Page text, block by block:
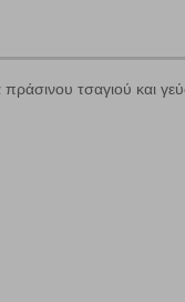
τσαγιού και